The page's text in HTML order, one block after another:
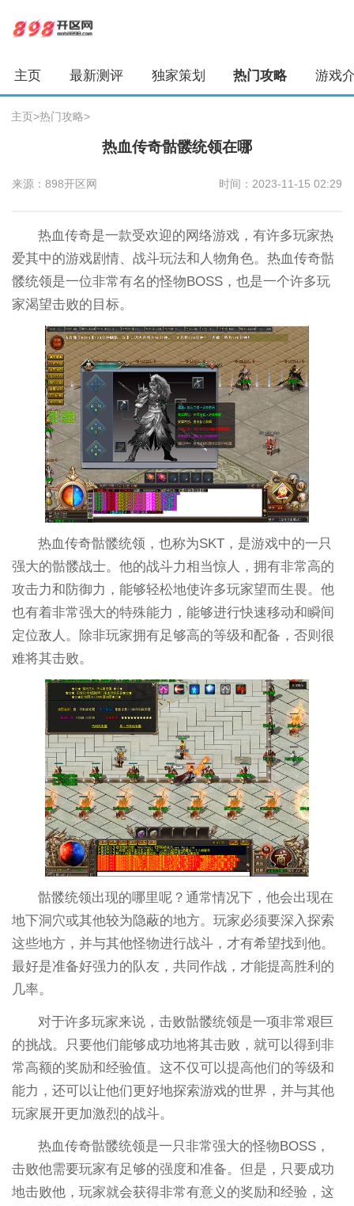
主页 最新测评 独家策划 热门攻略 游戏
主页>热门攻略>
热血传奇骷髅统领在哪
来源：898开区网 时间：2023-11-15 02:29
热血传奇是一款受欢迎的网络游戏，有许多玩家热
爱其中的游戏剧情、战斗玩法和人物角色。热血传奇骷
髅统领是一位非常有名的怪物BOSS，也是一个许多玩
家渴望击败的目标。
热血传奇骷髅统领，也称为SKT，是游戏中的一只
强大的骷髅战士。他的战斗力相当惊人，拥有非常高的
攻击力和防御力，能够轻松地使许多玩家望而生畏。他
也有着非常强大的特殊能力，能够进行快速移动和瞬间
定位敌人。除非玩家拥有足够高的等级和配备，否则很
难将其击败。
骷髅统领出现的哪里呢？通常情况下，他会出现在
地下洞穴或其他较为隐蔽的地方。玩家必须要深入探索
这些地方，并与其他怪物进行战斗，才有希望找到他。
最好是准备好强力的队友，共同作战，才能提高胜利的
几率。
对于许多玩家来说，击败骷髅统领是一项非常艰巨
的挑战。只要他们能够成功地将其击败，就可以得到非
常高额的奖励和经验值。这不仅可以提高他们的等级和
能力，还可以让他们更好地探索游戏的世界，并与其他
玩家展开更加激烈的战斗。
热血传奇骷髅统领是一只非常强大的怪物BOSS，
击败他需要玩家有足够的强度和准备。但是，只要成功
地击败他，玩家就会获得非常有意义的奖励和经验，这